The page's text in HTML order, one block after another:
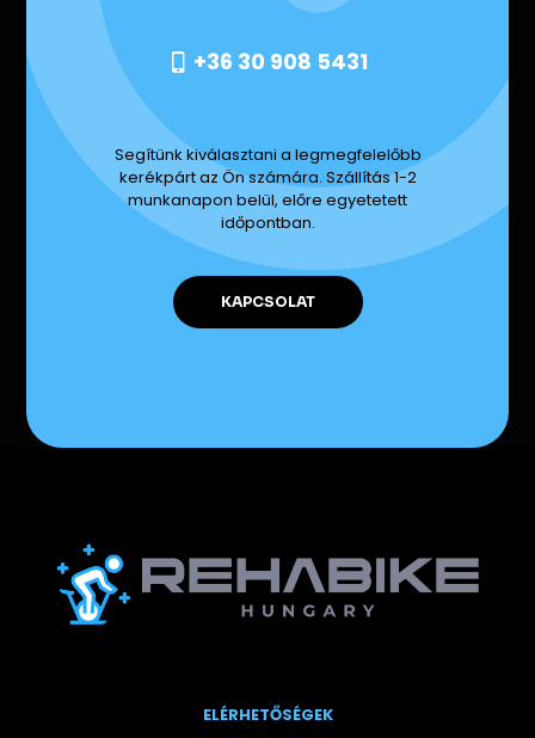
+36 30 908 5431
Segítünk kiválasztani a legmegfelelőbb
kerékpárt az Ön számára. Szállítás 1-2
munkanapon belül, előre egyetetett
időpontban.
KAPCSOLAT
ELÉRHETŐSÉGEK